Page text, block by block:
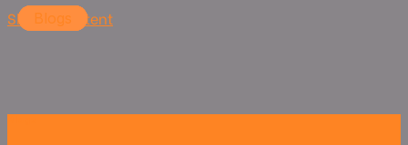
Skip to content
Blogs
Blogs
Blogs
Blogs